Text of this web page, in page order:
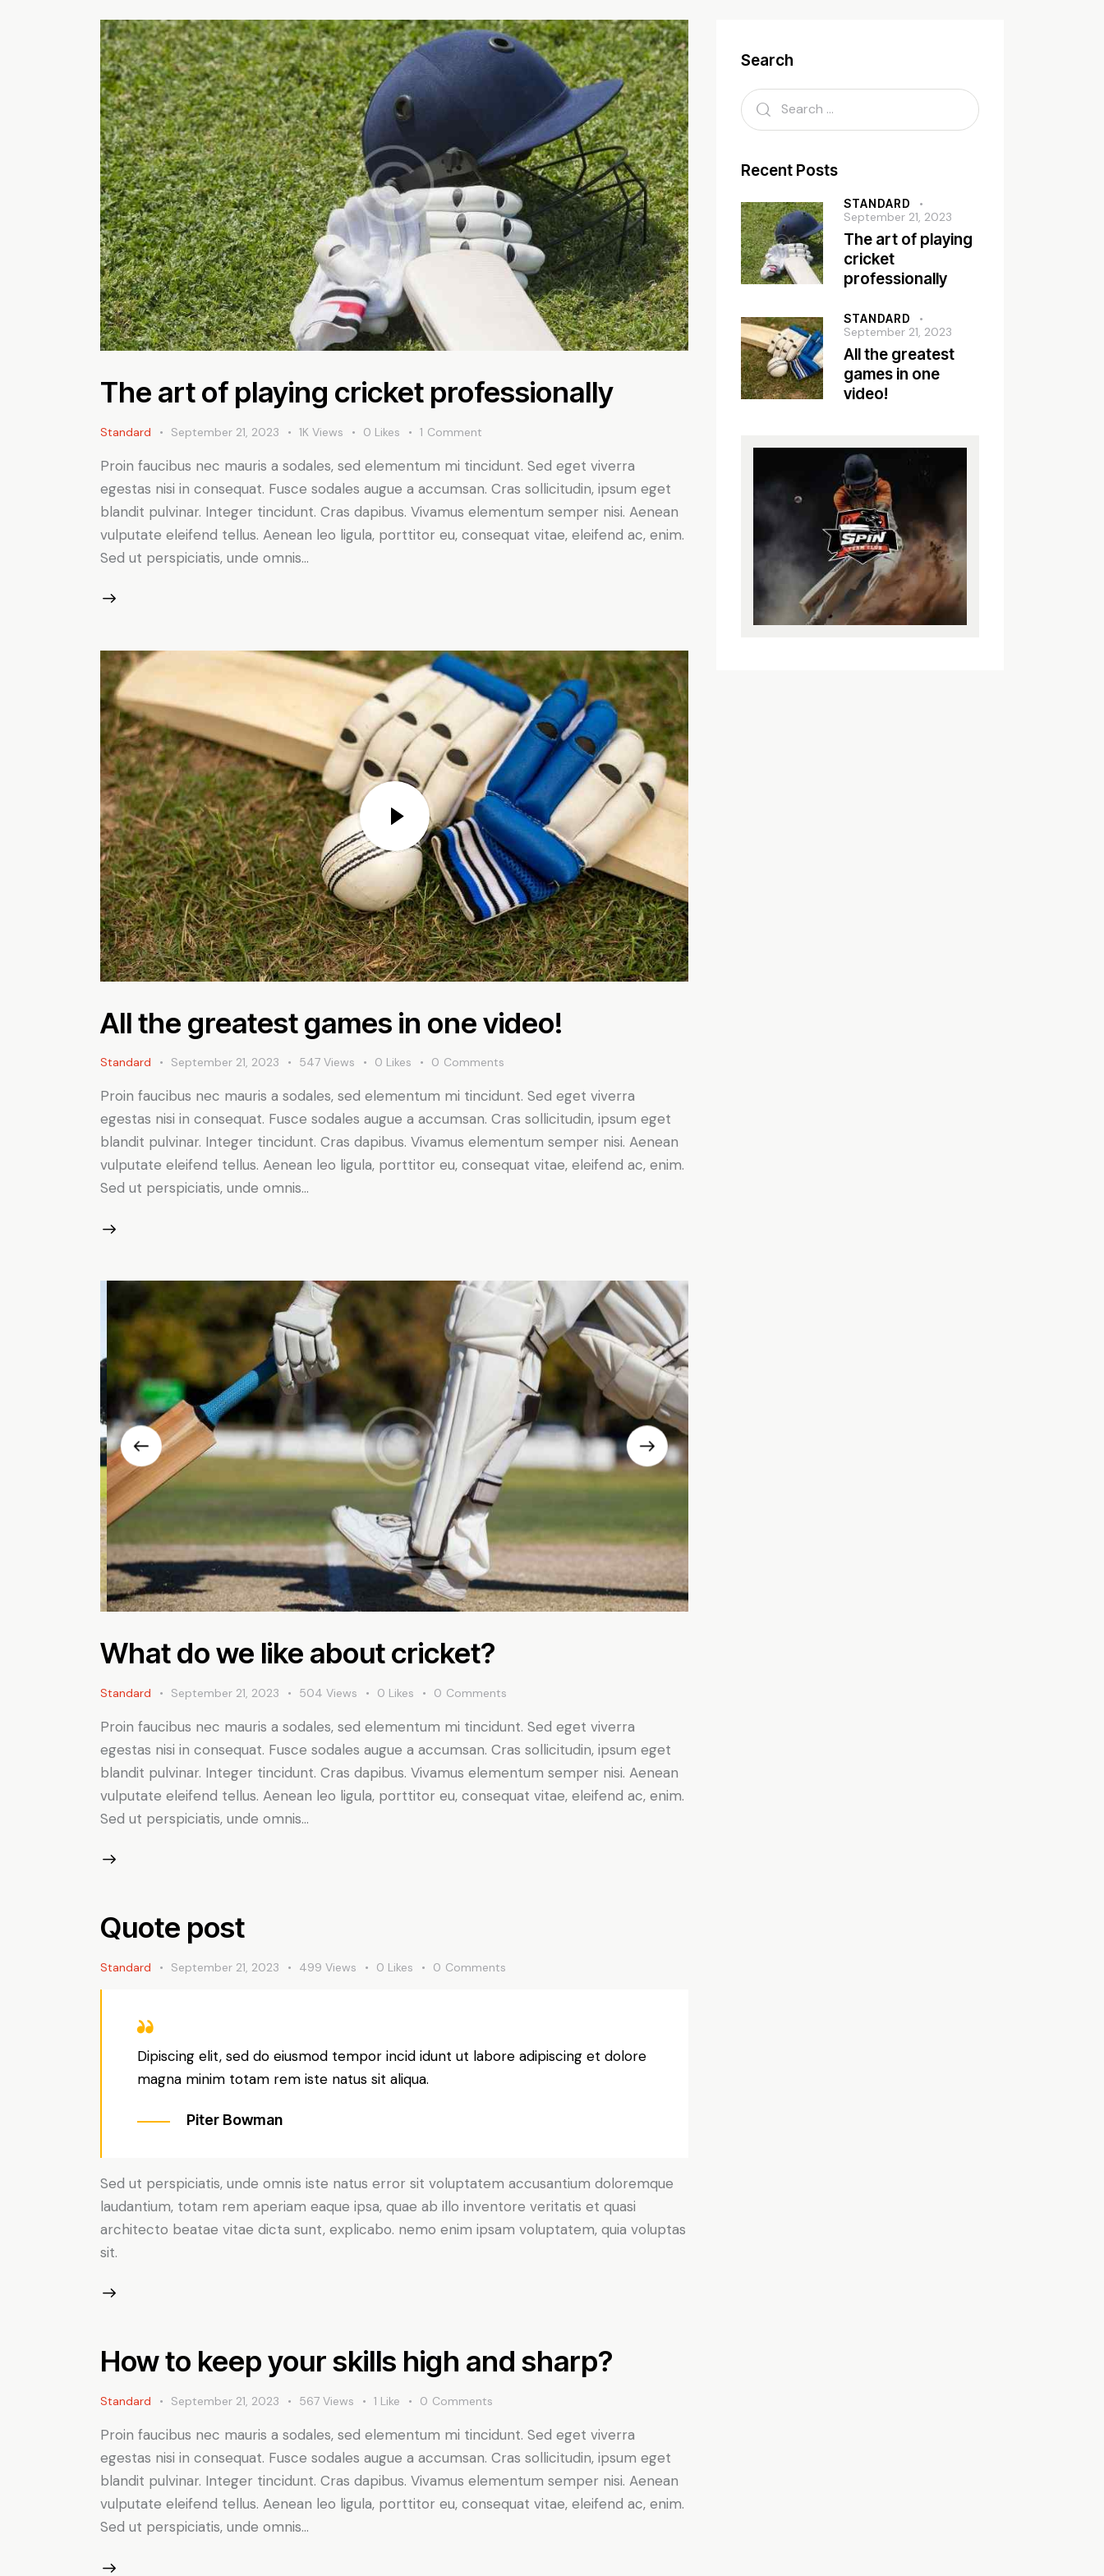
The art of playing cricket professionally
Standard September 21, 2023 1K Views 0 Likes 1 Comment
Proin faucibus nec mauris a sodales, sed elementum mi tincidunt. Sed eget viverra
egestas nisi in consequat. Fusce sodales augue a accumsan. Cras sollicitudin, ipsum eget
blandit pulvinar. Integer tincidunt. Cras dapibus. Vivamus elementum semper nisi. Aenean
vulputate eleifend tellus. Aenean leo ligula, porttitor eu, consequat vitae, eleifend ac, enim.
Sed ut perspiciatis, unde omnis…
All the greatest games in one video!
Standard September 21, 2023 547 Views 0 Likes 0 Comments
Proin faucibus nec mauris a sodales, sed elementum mi tincidunt. Sed eget viverra
egestas nisi in consequat. Fusce sodales augue a accumsan. Cras sollicitudin, ipsum eget
blandit pulvinar. Integer tincidunt. Cras dapibus. Vivamus elementum semper nisi. Aenean
vulputate eleifend tellus. Aenean leo ligula, porttitor eu, consequat vitae, eleifend ac, enim.
Sed ut perspiciatis, unde omnis…
What do we like about cricket?
Standard September 21, 2023 504 Views 0 Likes 0 Comments
Proin faucibus nec mauris a sodales, sed elementum mi tincidunt. Sed eget viverra
egestas nisi in consequat. Fusce sodales augue a accumsan. Cras sollicitudin, ipsum eget
blandit pulvinar. Integer tincidunt. Cras dapibus. Vivamus elementum semper nisi. Aenean
vulputate eleifend tellus. Aenean leo ligula, porttitor eu, consequat vitae, eleifend ac, enim.
Sed ut perspiciatis, unde omnis…
Quote post
Standard September 21, 2023 499 Views 0 Likes 0 Comments
Dipiscing elit, sed do eiusmod tempor incid idunt ut labore adipiscing et dolore
magna minim totam rem iste natus sit aliqua.
Piter Bowman
Sed ut perspiciatis, unde omnis iste natus error sit voluptatem accusantium doloremque
laudantium, totam rem aperiam eaque ipsa, quae ab illo inventore veritatis et quasi
architecto beatae vitae dicta sunt, explicabo. nemo enim ipsam voluptatem, quia voluptas
sit.
How to keep your skills high and sharp?
Standard September 21, 2023 567 Views 1 Like 0 Comments
Proin faucibus nec mauris a sodales, sed elementum mi tincidunt. Sed eget viverra
egestas nisi in consequat. Fusce sodales augue a accumsan. Cras sollicitudin, ipsum eget
blandit pulvinar. Integer tincidunt. Cras dapibus. Vivamus elementum semper nisi. Aenean
vulputate eleifend tellus. Aenean leo ligula, porttitor eu, consequat vitae, eleifend ac, enim.
Sed ut perspiciatis, unde omnis…
Search
Recent Posts
STANDARD
September 21, 2023
The art of playing
cricket
professionally
STANDARD
September 21, 2023
All the greatest
games in one
video!